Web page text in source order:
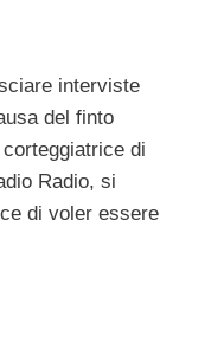
interviste
del finto
di
Radio, si
di voler essere